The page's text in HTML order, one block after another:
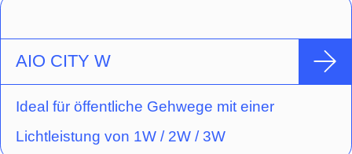
AIO CITY W
Ideal für öffentliche Gehwege mit einer
Lichtleistung von 1W / 2W / 3W